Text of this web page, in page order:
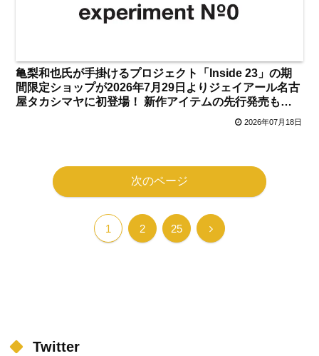
亀梨和也氏が手掛けるプロジェクト「Inside 23」の期
間限定ショップが2026年7月29日よりジェイアール名古
屋タカシマヤに初登場！ 新作アイテムの先行発売も決
2026年07月18日
次のページ
1 2 25 次
Twitter